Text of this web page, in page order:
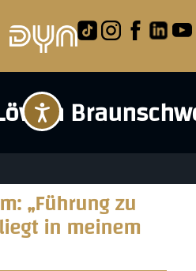
„Führung zu
in meinem